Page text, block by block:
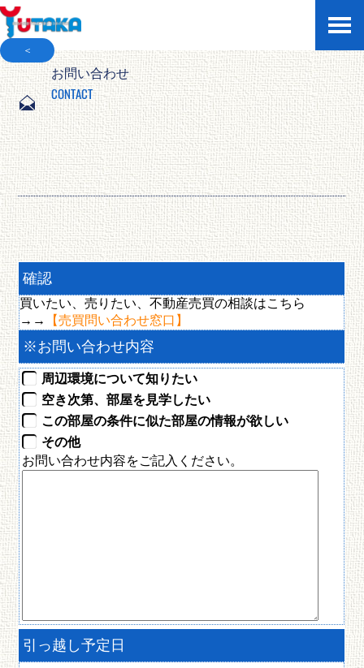
＜
お問い合わせ
CONTACT
確認
買いたい、売りたい、不動産売買の相談はこちら
→→
【売買問い合わせ窓口】
※お問い合わせ内容
周辺環境について知りたい
空き次第、部屋を見学したい
この部屋の条件に似た部屋の情報が欲しい
その他
お問い合わせ内容をご記入ください。
引っ越し予定日